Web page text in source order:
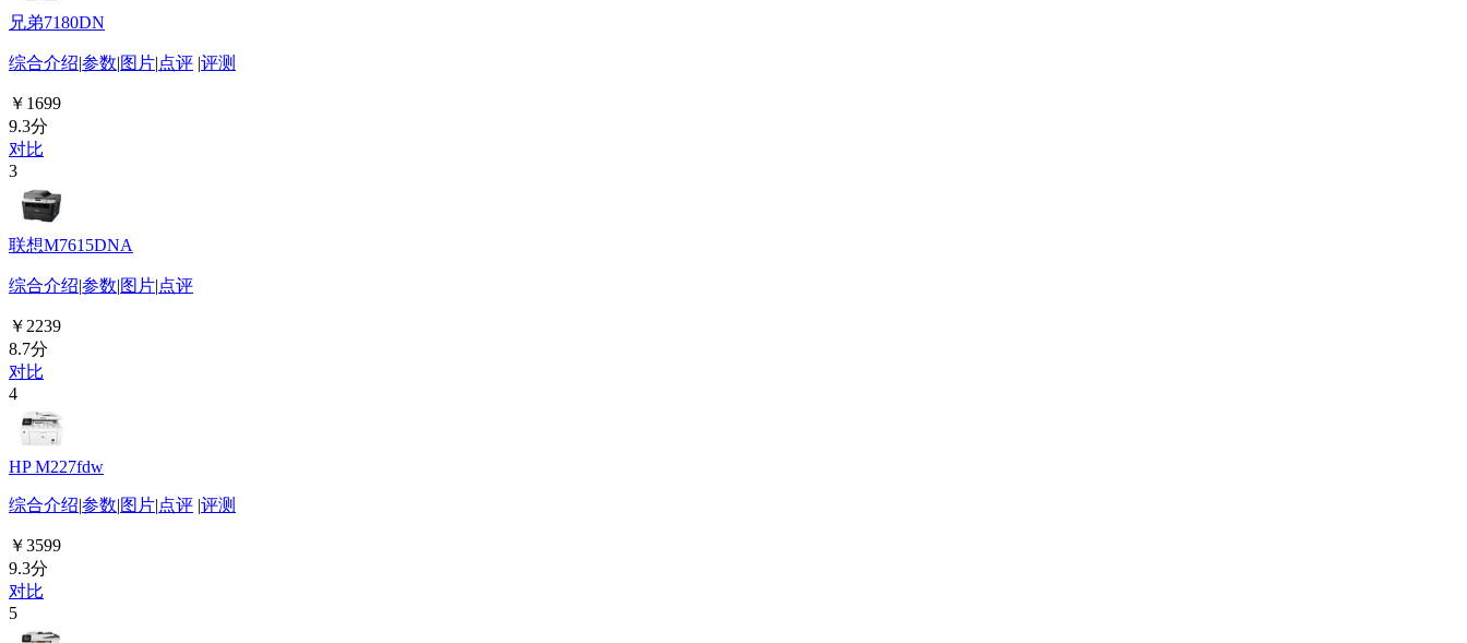
兄弟7180DN
综合介绍|参数|图片|点评 |评测
￥1699
9.3分
对比
3
联想M7615DNA
综合介绍|参数|图片|点评
￥2239
8.7分
对比
4
HP M227fdw
综合介绍|参数|图片|点评 |评测
￥3599
9.3分
对比
5